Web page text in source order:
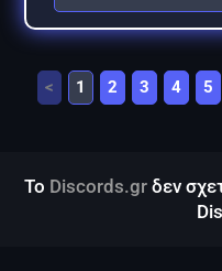
< 1 2 3 4 5
Το Discords.grδεν